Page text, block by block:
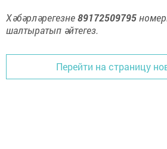
Хәбәрләрегезне89172509795
шалтыратып әйтегез.
Перейти на страницу